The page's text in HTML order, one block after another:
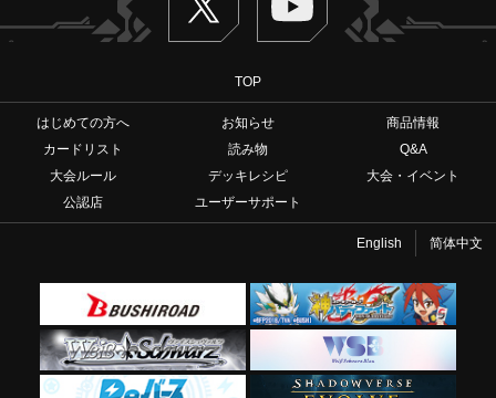
TOP
はじめての方へ お知らせ
商品情報
カードリスト
読み物
Q&A
大会ルール
デッキレシピ
大会・イベント
公認店
ユーザーサポート
English 简体中文